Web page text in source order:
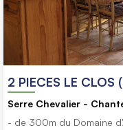
2 PIECES LE CLOS
Serre Chevalier -
- de 300m du Domaine